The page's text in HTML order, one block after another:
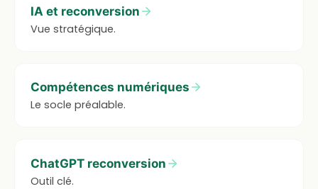
IA et reconversion
Vue stratégique.
Compétences numériques
Le socle préalable.
ChatGPT reconversion
Outil clé.